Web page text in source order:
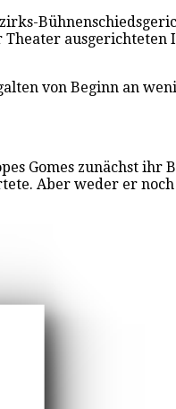
von Beginn an
Gomes zunächst ihr
Aber weder er